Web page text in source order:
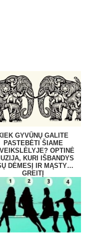
GYVŪNŲ GALITE
PASTEBĖTI ŠIAME
OPTINĖ
KURI IŠBANDYS
DĖMESĮ IR MĄSTYMO
GREITĮ